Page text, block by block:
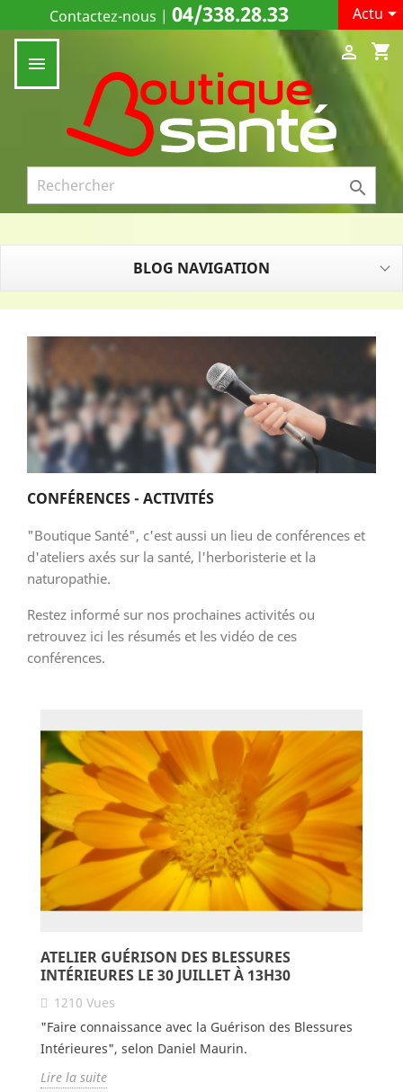
Contactez-nous | 04/338.28.33 Actu

shopping_cart


BLOG NAVIGATION
CONFÉRENCES - ACTIVITÉS
"Boutique Santé", c'est aussi un lieu de conférences et
d'ateliers axés sur la santé, l'herboristerie et la
naturopathie.
Restez informé sur nos prochaines activités ou
retrouvez ici les résumés et les vidéo de ces
conférences.
ATELIER GUÉRISON DES BLESSURES
INTÉRIEURES LE 30 JUILLET À 13H30
1210 Vues
"Faire connaissance avec la Guérison des Blessures
Intérieures", selon Daniel Maurin.
Lire la suite